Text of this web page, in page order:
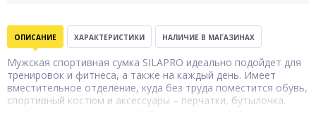
ОПИСАНИЕ ХАРАКТЕРИСТИКИ НАЛИЧИЕ В МАГАЗИНАХ
Мужская спортивная сумка SILAPRO идеально подойдет для
тренировок и фитнеса, а также на каждый день. Имеет
вместительное отделение, куда без труда поместится обувь,
спортивный костюм и аксессуары – перчатки, бутылочка.